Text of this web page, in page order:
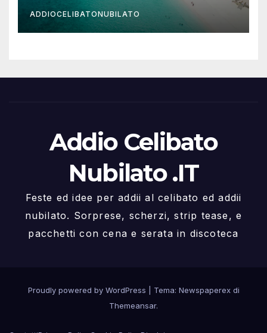
ADDIOCELIBATONUBILATO
Addio Celibato
Nubilato .IT
Feste ed idee per addii al celibato ed addii
nubilato. Sorprese, scherzi, strip tease, e
pacchetti con cena e serata in discoteca
Proudly powered by WordPress
Tema: Newspaperex di
Themeansar.